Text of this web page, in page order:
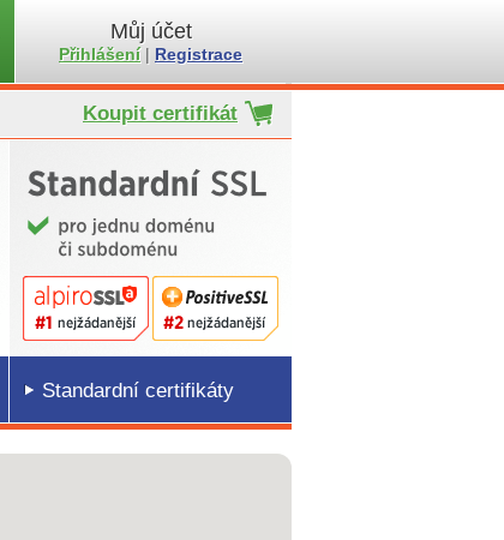
Můj účet
Přihlášení| Registrace
Koupit certifikát
Standardní certifikáty